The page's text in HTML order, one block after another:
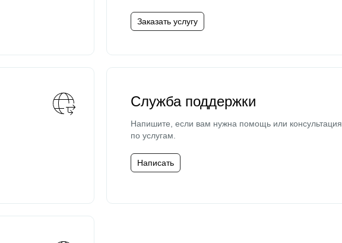
Заказать услугу
Служба поддержки
Напишите, если вам нужна помощь или консультация
по услугам.
Написать